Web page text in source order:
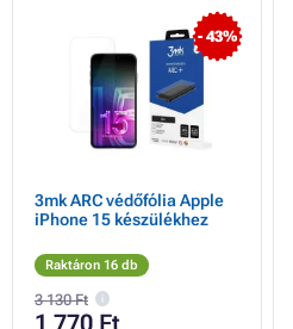
- 43%
3mk ARC védőfólia Apple
iPhone 15 készülékhez
Raktáron 16 db
3 130 Ft
1 770 Ft